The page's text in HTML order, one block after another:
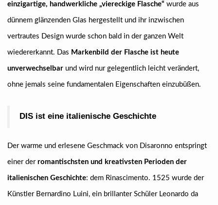
einzigartige, handwerkliche „viereckige Flasche“ wurde aus
dünnem glänzenden Glas hergestellt und ihr inzwischen
vertrautes Design wurde schon bald in der ganzen Welt
wiedererkannt. Das Markenbild der Flasche ist heute
unverwechselbar und wird nur gelegentlich leicht verändert,
ohne jemals seine fundamentalen Eigenschaften einzubüßen.
DIS ist eine italienische Geschichte
Der warme und erlesene Geschmack von Disaronno entspringt
einer der romantischsten und kreativsten Perioden der
italienischen Geschichte: dem Rinascimento. 1525 wurde der
Künstler Bernardino Luini, ein brillanter Schüler Leonardo da